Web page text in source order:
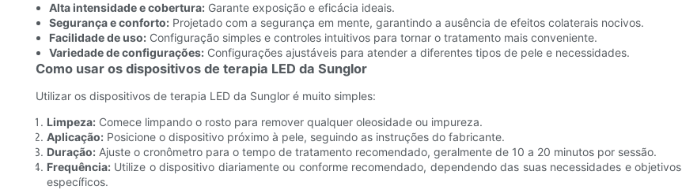
Alta intensidade e cobertura:Garante exposição e eficácia ideais.
Segurança e conforto:Projetado com a segurança em mente, garantindo a ausência de efeitos colaterais nocivos.
Facilidade de uso:Configuração simples e controles intuitivos para tornar o tratamento mais conveniente.
Variedade de configurações:Configurações ajustáveis ​​para atender a diferentes tipos de pele e necessidades.
Como usar os dispositivos de terapia LED da Sunglor
Utilizar os dispositivos de terapia LED da Sunglor é muito simples:
Limpeza: Comece limpando o rosto para remover qualquer oleosidade ou impureza.
Aplicação: Posicione o dispositivo próximo à pele, seguindo as instruções do fabricante.
Duração: Ajuste o cronômetro para o tempo de tratamento recomendado, geralmente de 10 a 20 minutos por sessão.
Frequência: Utilize o dispositivo diariamente ou conforme recomendado, dependendo das suas necessidades e objetivos
específicos.